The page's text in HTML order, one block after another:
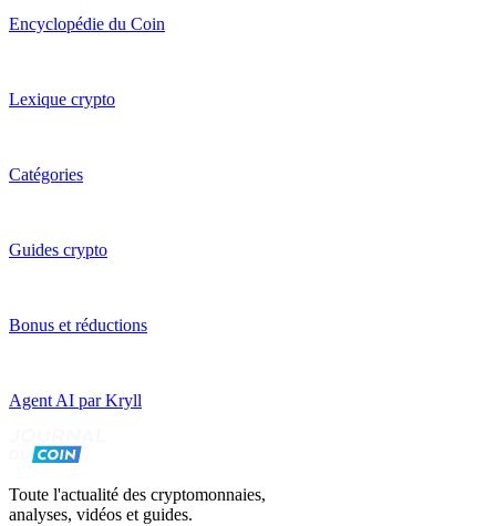
Encyclopédie du Coin
Lexique crypto
Catégories
Guides crypto
Bonus et réductions
Agent AI par Kryll
Toute l'actualité des cryptomonnaies,
analyses, vidéos et guides.